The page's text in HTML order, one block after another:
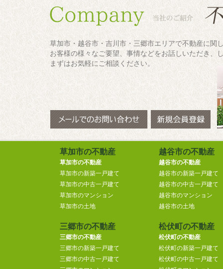
草加市・越谷市・吉川市・三郷市エリアで不動産に関
お客様の様々なご要望、事情などをお話しいただき、
まずはお気軽にご相談ください。
草加市の不動産
草加市の不動産
草加市の新築一戸建て
草加市の中古一戸建て
草加市のマンション
草加市の土地
越谷市の不動産
越谷市の不動産
越谷市の新築一戸建て
越谷市の中古一戸建て
越谷市のマンション
越谷市の土地
三郷市の不動産
三郷市の不動産
三郷市の新築一戸建て
三郷市の中古一戸建て
松伏町の不動産
松伏町の不動産
松伏町の新築一戸建て
松伏町の中古一戸建て